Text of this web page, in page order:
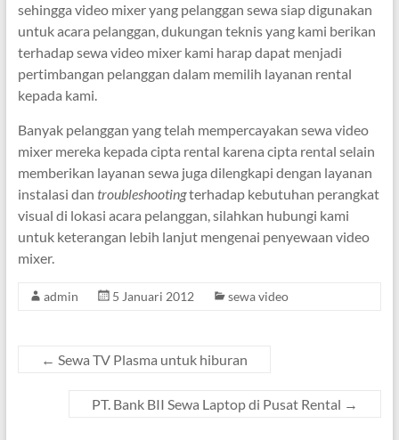
sehingga video mixer yang pelanggan sewa siap digunakan
untuk acara pelanggan, dukungan teknis yang kami berikan
terhadap sewa video mixer kami harap dapat menjadi
pertimbangan pelanggan dalam memilih layanan rental
kepada kami.
Banyak pelanggan yang telah mempercayakan sewa video
mixer mereka kepada cipta rental karena cipta rental selain
memberikan layanan sewa juga dilengkapi dengan layanan
instalasi dan troubleshootingterhadap kebutuhan perangkat
visual di lokasi acara pelanggan, silahkan hubungi kami
untuk keterangan lebih lanjut mengenai penyewaan video
mixer.
admin 5 Januari 2012 sewa video
← Sewa TV Plasma untuk hiburan
PT. Bank BII Sewa Laptop di Pusat Rental →